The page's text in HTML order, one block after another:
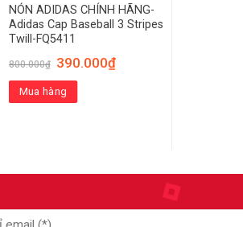
NÓN ADIDAS CHÍNH HÃNG-
Adidas Cap Baseball 3 Stripes
Twill-FQ5411
800.000₫ 390.000₫
Mua hàng